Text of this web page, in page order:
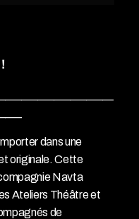
dans une
originale. Cette
Navta
Ateliers Théâtre et
de